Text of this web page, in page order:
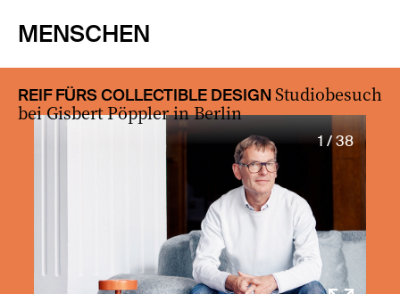
MENSCHEN
REIF FÜRS COLLECTIBLE DESIGNStudiobesuch
bei Gisbert Pöppler in Berlin
1 / 38